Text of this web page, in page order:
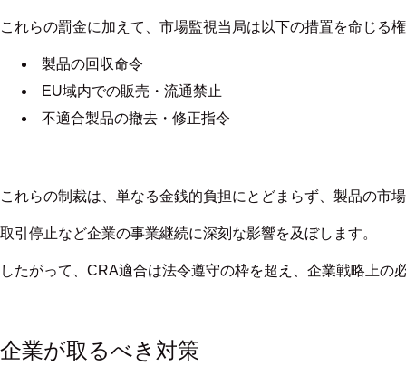
これらの罰金に加えて、市場監視当局は以下の措置を命じる
製品の回収命令
EU域内での販売・流通禁止
不適合製品の撤去・修正指令
これらの制裁は、単なる金銭的負担にとどまらず、製品の市
取引停止など企業の事業継続に深刻な影響を及ぼします。
したがって、CRA適合は法令遵守の枠を超え、企業戦略上の
企業が取るべき対策